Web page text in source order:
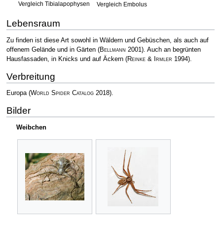
Vergleich Tibialapophysen Vergleich Embolus
Lebensraum
Zu finden ist diese Art sowohl in Wäldern und Gebüschen, als auch auf
offenem Gelände und in Gärten (Bellmann 2001). Auch an begrünten
Hausfassaden, in Knicks und auf Äckern (Reinke & Irmler 1994).
Verbreitung
Europa (World Spider Catalog2018).
Bilder
Weibchen